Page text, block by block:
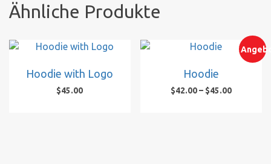
Ähnliche Produkte
Hoodie with Logo
$45.00
Hoodie
$42.00– $45.00